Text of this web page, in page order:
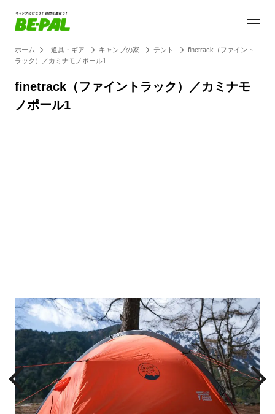
ホーム 道具・ギア キャンプの家 テント
finetrack（ファイント
ラック）／カミナモノポール1
finetrack（ファイントラック）／カミナモ
ノポール1